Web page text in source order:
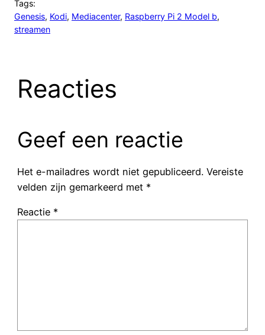
Tags:
Genesis, Kodi, Mediacenter, Raspberry Pi 2 Model b
streamen
Reacties
Geef een reactie
Het e-mailadres wordt niet gepubliceerd. Vereiste
velden zijn gemarkeerd met *
Reactie *